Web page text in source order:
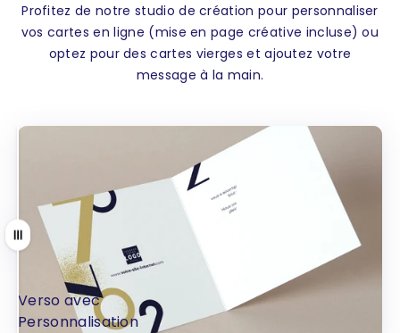
Profitez de notre studio de création pour personnaliser
vos cartes en ligne (mise en page créative incluse) ou
optez pour des cartes vierges et ajoutez votre
message à la main.
Verso avec
Personnalisation
Verso sans
Personnalisation
Tirer